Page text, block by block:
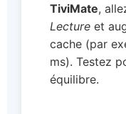
TiviMate,
Lecture et
cache (par
ms). Testez
équilibre.